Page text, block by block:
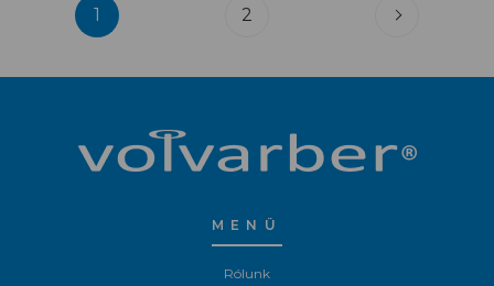
1 2
MENÜ
Rólunk